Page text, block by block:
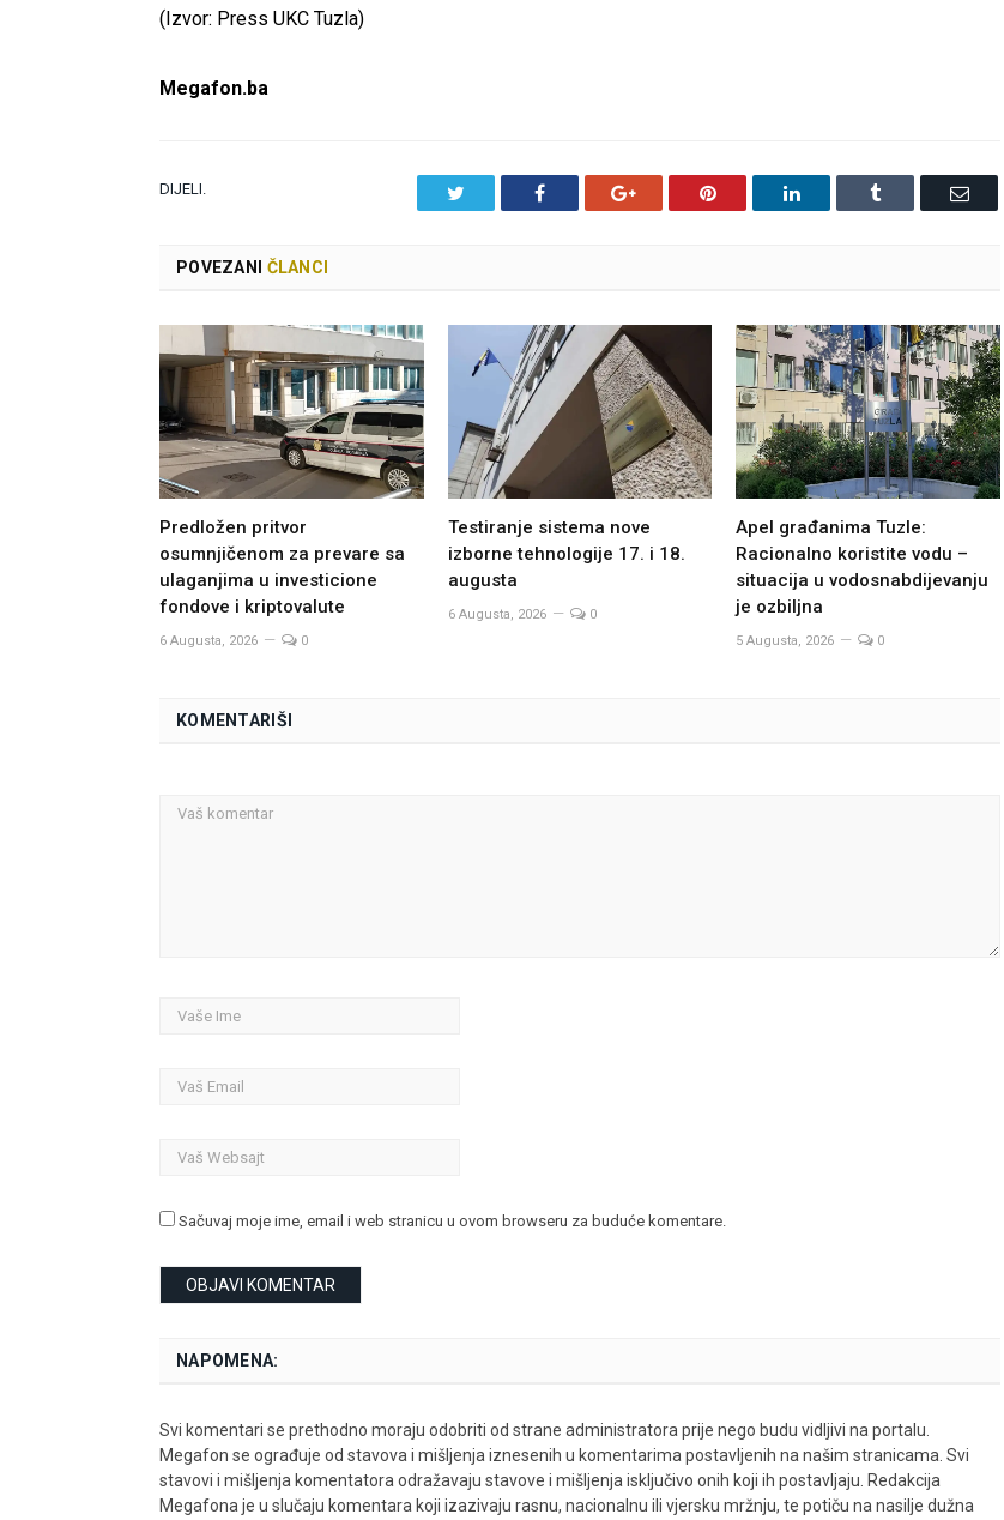
(Izvor: Press UKC Tuzla)
Megafon.ba
DIJELI. Facebook Google+ Pinterest LinkedIn Tumblr Email
POVEZANI ČLANCI
Predložen pritvor
osumnjičenom za prevare sa
ulaganjima u investicione
fondove i kriptovalute
6 Augusta, 2026 0
Testiranje sistema nove
izborne tehnologije 17. i 18.
augusta
6 Augusta, 2026 0
Apel građanima Tuzle:
Racionalno koristite vodu –
situacija u vodosnabdijevanju
je ozbiljna
5 Augusta, 2026 0
KOMENTARIŠI
Sačuvaj moje ime, email i web stranicu u ovom browseru za buduće komentare.
NAPOMENA:
Svi komentari se prethodno moraju odobriti od strane administratora prije nego budu vidljivi na portalu.
Megafon se ograđuje od stavova i mišljenja iznesenih u komentarima postavljenih na našim stranicama. Svi
stavovi i mišljenja komentatora odražavaju stavove i mišljenja isključivo onih koji ih postavljaju. Redakcija
Megafona je u slučaju komentara koji izazivaju rasnu, nacionalnu ili vjersku mržnju, te potiču na nasilje dužna